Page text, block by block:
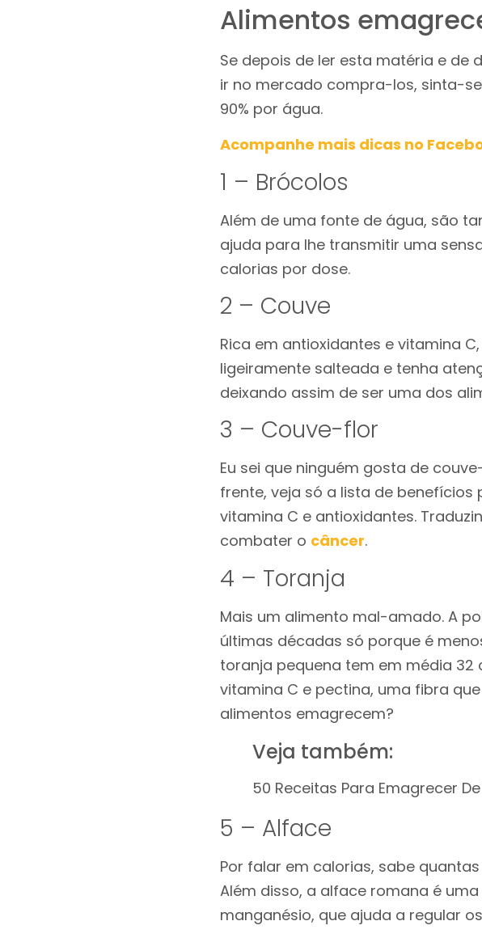
Alimentos
Se depois de ler esta matéria e de
ir no mercado compra-los, sinta-
90% por água.
Acompanhe mais dicas no
1 – Brócolos
Além de uma fonte de água, são
ajuda para lhe transmitir uma
calorias por dose.
2 – Couve
Rica em antioxidantes e vitamina
ligeiramente salteada e tenha
deixando assim de ser uma dos
3 – Couve-flor
Eu sei que ninguém gosta de
frente, veja só a lista de
vitamina C e antioxidantes.
combater o câncer.
4 – Toranja
Mais um alimento mal-amado. A
últimas décadas só porque é
toranja pequena tem em média
vitamina C e pectina, uma fibra
alimentos emagrecem?
Veja também:
50 Receitas Para Emagrecer
5 – Alface
Por falar em calorias, sabe
Além disso, a alface romana é
manganésio, que ajuda a regular